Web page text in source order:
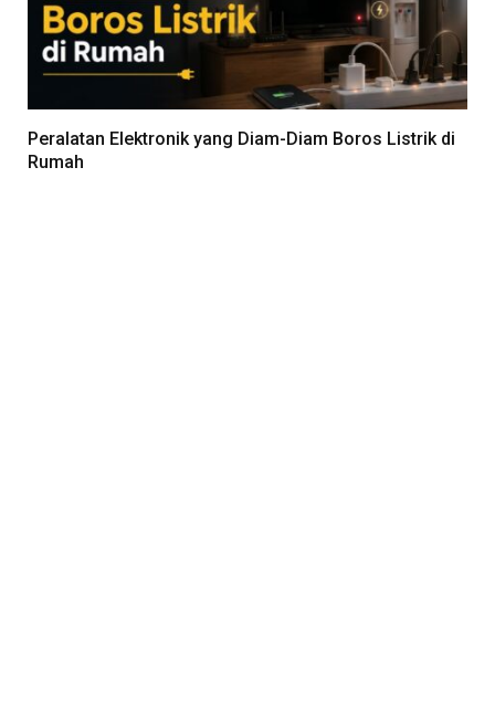
Peralatan Elektronik yang Diam-Diam Boros Listrik di
Rumah